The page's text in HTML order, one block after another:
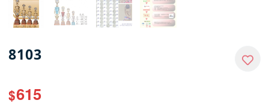
8103
$615